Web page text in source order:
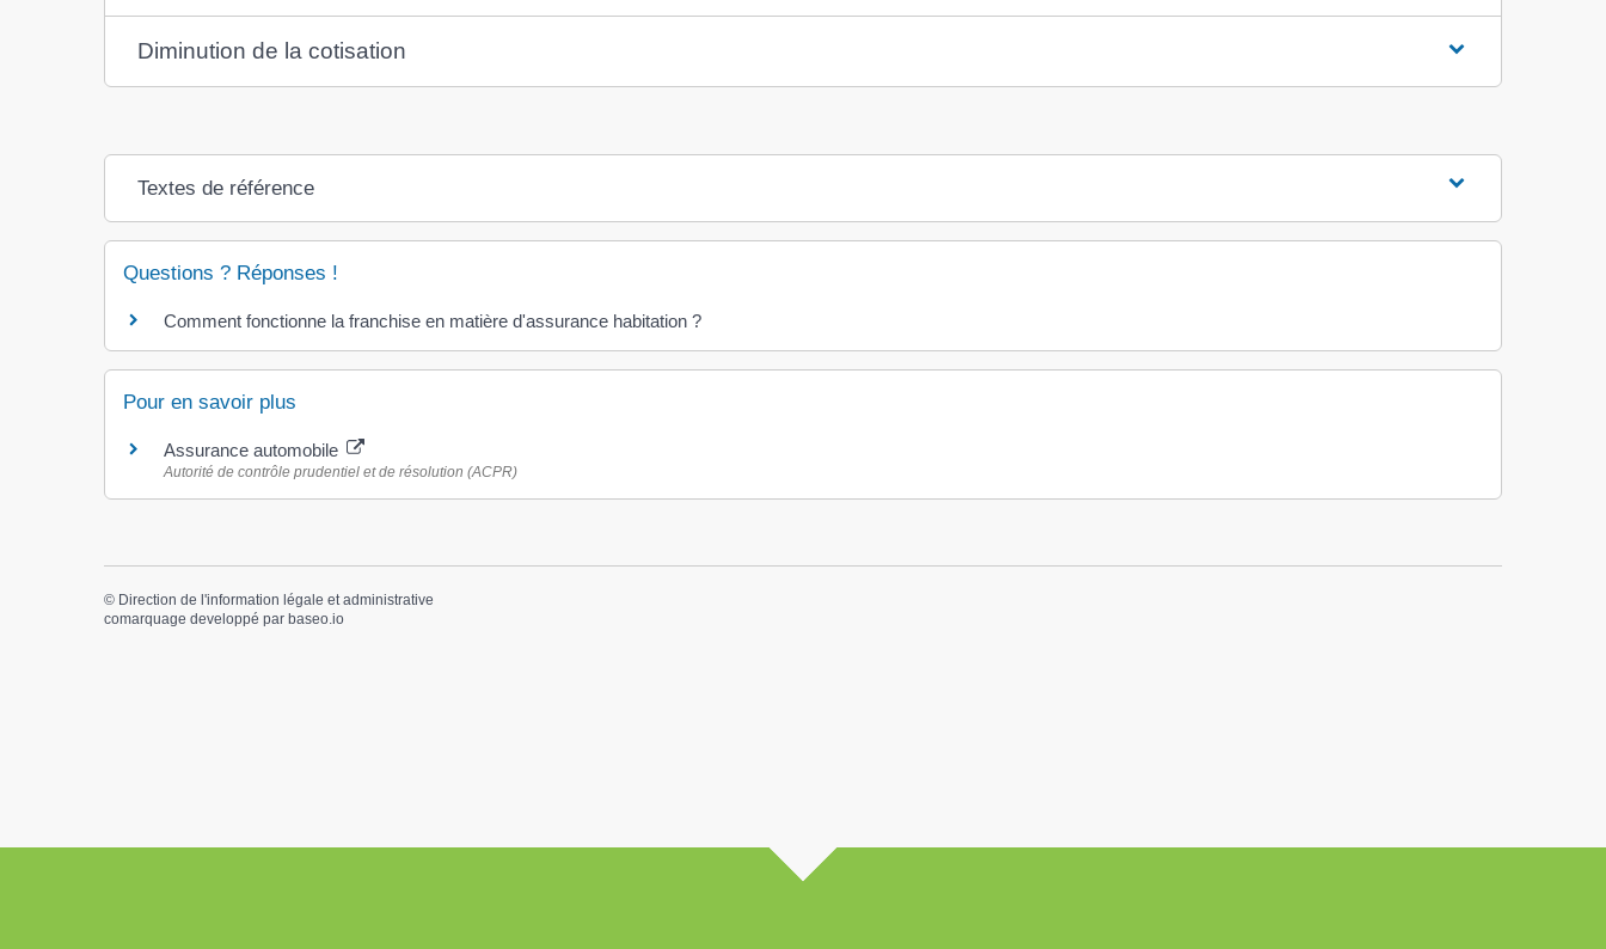
Diminution de la cotisation
Textes de référence
Questions ? Réponses !
Comment fonctionne la franchise en matière d'assurance habitation ?
Pour en savoir plus
Assurance automobile
Autorité de contrôle prudentiel et de résolution (ACPR)
© Direction de l'information légale et administrative
comarquage developpé par baseo.io